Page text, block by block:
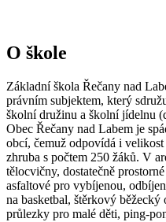
O škole
Základní škola Řečany nad
právním subjektem, který
školní družinu a školní jídelnu
Obec Řečany nad Labem je
obcí, čemuž odpovídá i
zhruba s počtem 250 žáků. V
tělocvičny, dostatečně
asfaltové pro vybíjenou,
na basketbal, štěrkový
průlezky pro malé děti, ping-